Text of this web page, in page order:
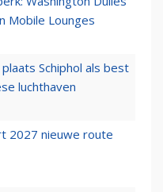
Mobile Lounges
Schiphol als best
luchthaven
2027 nieuwe route